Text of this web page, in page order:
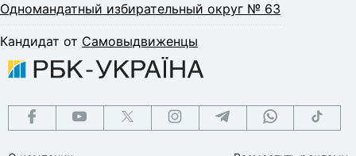
Одномандатный избирательный округ № 63
Кандидат от Самовыдвиженцы